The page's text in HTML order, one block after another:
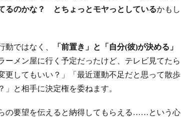
るのかな？ とちょっとモヤっとしているかもし
動ではなく、
「前置き」と「自分(彼)が決める」
ーメン屋に行く予定だったけど、テレビ見てたら
更してもいい？」「最近運動不足だと思って散歩
と相手に決定権を委ねます。
の要望を伝えると納得してもらえる……という心